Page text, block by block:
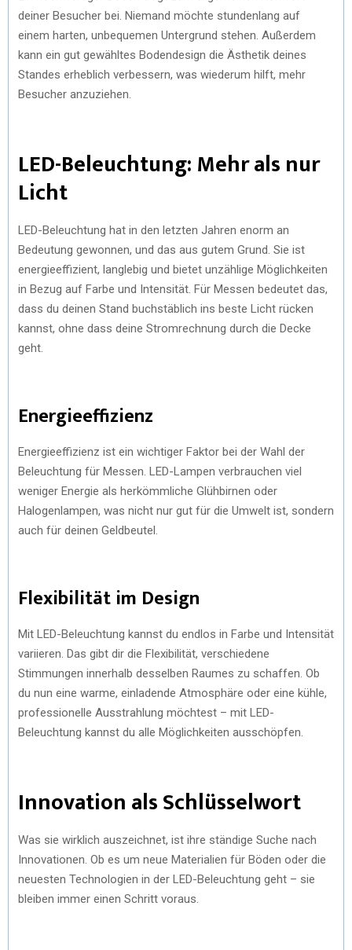
deiner Besucher bei. Niemand möchte stundenlang auf
einem harten, unbequemen Untergrund stehen. Außerdem
kann ein gut gewähltes Bodendesign die Ästhetik deines
Standes erheblich verbessern, was wiederum hilft, mehr
Besucher anzuziehen.
LED-Beleuchtung: Mehr als nur
Licht
LED-Beleuchtung hat in den letzten Jahren enorm an
Bedeutung gewonnen, und das aus gutem Grund. Sie ist
energieeffizient, langlebig und bietet unzählige Möglichkeiten
in Bezug auf Farbe und Intensität. Für Messen bedeutet das,
dass du deinen Stand buchstäblich ins beste Licht rücken
kannst, ohne dass deine Stromrechnung durch die Decke
geht.
Energieeffizienz
Energieeffizienz ist ein wichtiger Faktor bei der Wahl der
Beleuchtung für Messen. LED-Lampen verbrauchen viel
weniger Energie als herkömmliche Glühbirnen oder
Halogenlampen, was nicht nur gut für die Umwelt ist, sondern
auch für deinen Geldbeutel.
Flexibilität im Design
Mit LED-Beleuchtung kannst du endlos in Farbe und Intensität
variieren. Das gibt dir die Flexibilität, verschiedene
Stimmungen innerhalb desselben Raumes zu schaffen. Ob
du nun eine warme, einladende Atmosphäre oder eine kühle,
professionelle Ausstrahlung möchtest – mit LED-
Beleuchtung kannst du alle Möglichkeiten ausschöpfen.
Innovation als Schlüsselwort
Was sie wirklich auszeichnet, ist ihre ständige Suche nach
Innovationen. Ob es um neue Materialien für Böden oder die
neuesten Technologien in der LED-Beleuchtung geht – sie
bleiben immer einen Schritt voraus.